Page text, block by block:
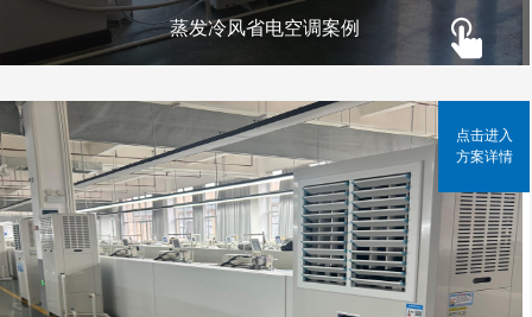
蒸发冷风省电空调案例
点击进入
方案详情